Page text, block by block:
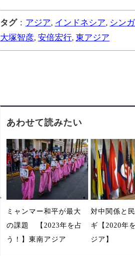
タグ： アジア, インドネシア, シン
大塚智彦, 安倍宏行, 東アジア
あわせて読みたい
ミャンマー和平が最大
の課題 【2023年を占
う！】東南アジア
対中関係と
ギ【2020年
ジア】